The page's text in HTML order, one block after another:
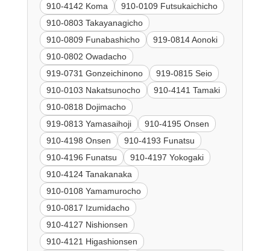
910-4142 Koma
910-0109 Futsukaichicho
910-0803 Takayanagicho
910-0809 Funabashicho
919-0814 Aonoki
910-0802 Owadacho
919-0731 Gonzeichinono
919-0815 Seio
910-0103 Nakatsunocho
910-4141 Tamaki
910-0818 Dojimacho
919-0813 Yamasaihoji
910-4195 Onsen
910-4198 Onsen
910-4193 Funatsu
910-4196 Funatsu
910-4197 Yokogaki
910-4124 Tanakanaka
910-0108 Yamamurocho
910-0817 Izumidacho
910-4127 Nishionsen
910-4121 Higashionsen